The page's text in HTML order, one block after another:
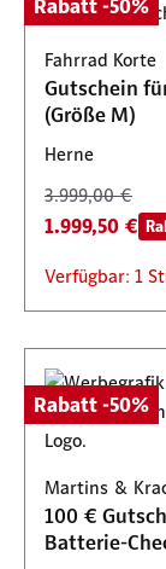
Rabatt -50%
Fahrrad Korte
Gutschein
(Größe M)
Herne
3.999,00 €
1.999,50 €
Verfügbar: 1
Rabatt -50%
Martins &
100 €
Batterie-